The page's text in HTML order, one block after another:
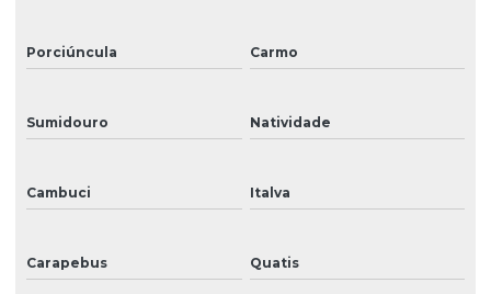
Sinalização informativa
Tinta para ampla
Porciúncula Carmo
Sumidouro Natividade
Cambuci Italva
Carapebus Quatis